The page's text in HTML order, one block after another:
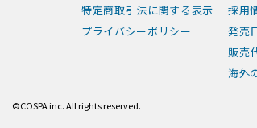
特定商取引法に関する表示
プライバシーポリシー
採用
発売
販売
海外
©COSPA inc. All rights reserved.